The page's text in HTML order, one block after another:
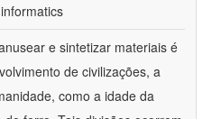
e sintetizar materiais é
de civilizações, a
como a idade da